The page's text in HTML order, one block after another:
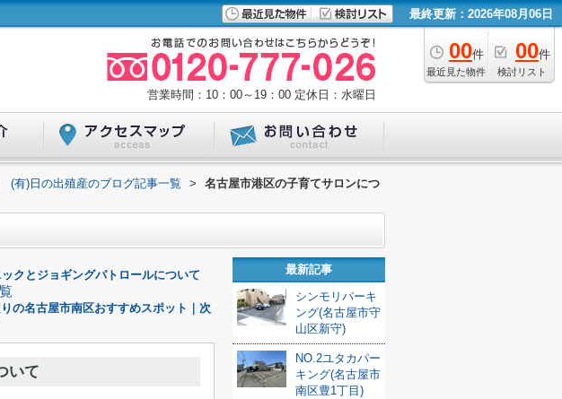
最終更新：2026年08月06日
00件
最近見た物件
00件
検討リスト
営業時間：10：00～19：00 定休日：水曜日
(有)日の出殖産のブログ記事一覧 >
名古屋市港区の子育てサロンにつ
クとジョギングパトロールについて
の名古屋市南区おすすめスポット｜次
いて
最新記事
シンモリパーキ
ング(名古屋市守
山区新守)
NO.2ユタカパー
キング(名古屋市
南区豊1丁目)